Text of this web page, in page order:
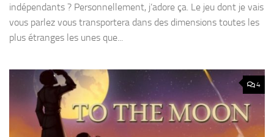
indépendants ? Personnellement, j’adore ça. Le jeu dont je vais
vous parlez vous transportera dans des dimensions toutes les
plus étranges les unes que...
4